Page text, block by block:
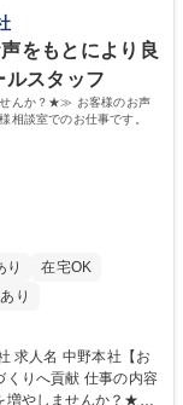
をもとにより良
ルスタッフ
んか？★≫ お客様のお声
相談室でのお仕事です。
り
在宅OK
り
仕事の内容
増やしませんか？★≫